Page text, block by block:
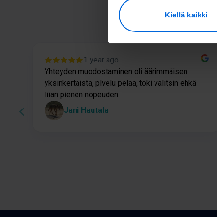
Kiellä kaikki
1 year ago
Yhteyden muodostaminen oli äärimmäisen
yksinkertaista, plvelu pelaa, toki valitsin ehkä
liian pienen nopeuden
Jani Hautala